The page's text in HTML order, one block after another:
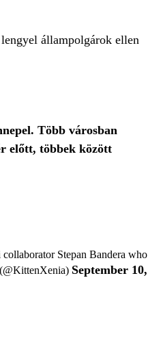
állampolgárok ellen
Több városban
előtt, többek között
Stepan Bandera who
September 10,